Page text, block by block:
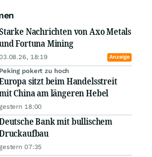
Nachrichten von Axo Metals
Fortuna Mining
18:19 Anzeige
Peking pokert zu hoch
sitzt beim Handelsstreit
China am längeren Hebel
18:00
Bank mit bullischem
07:35